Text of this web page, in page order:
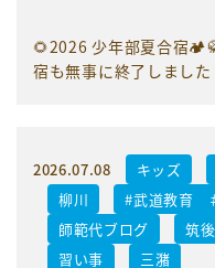
🌻2026 少年部夏合宿
宿も無事に終了しました
2026.07.08 キッズ
柳川
#武道教育
師範代ブログ
筑後
習い事
三潴